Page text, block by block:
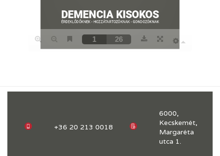
+36 20 213 0018
6000,
Kecskemét,
Margaréta
utca 1.